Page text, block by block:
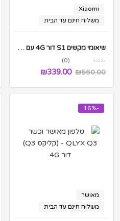
Xiaomi
משלוח חינם עד הבית
שיאומי מקשים S1 דור 4G עם הודעות – גרסה כשרה
(0)
₪550.00
₪339.00
-16%
מאושר
משלוח חינם עד הבית